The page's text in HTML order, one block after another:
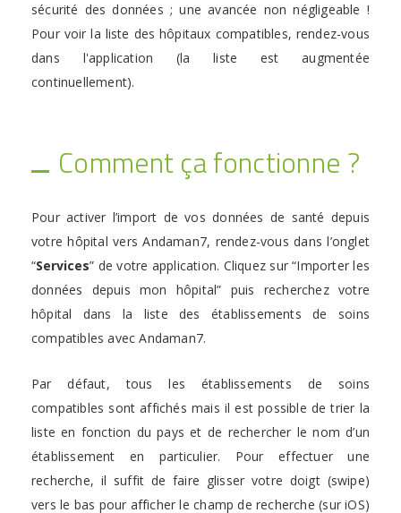
sécurité des données ; une avancée non négligeable !
Pour voir la liste des hôpitaux compatibles, rendez-vous
dans l'application (la liste est augmentée
continuellement).
Comment ça fonctionne ?
Pour activer l’import de vos données de santé depuis
votre hôpital vers Andaman7, rendez-vous dans l’onglet
“Services” de votre application. Cliquez sur “Importer les
données depuis mon hôpital” puis recherchez votre
hôpital dans la liste des établissements de soins
compatibles avec Andaman7.
Par défaut, tous les établissements de soins
compatibles sont affichés mais il est possible de trier la
liste en fonction du pays et de rechercher le nom d’un
établissement en particulier. Pour effectuer une
recherche, il suffit de faire glisser votre doigt (swipe)
vers le bas pour afficher le champ de recherche (sur iOS)